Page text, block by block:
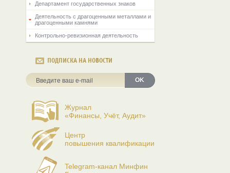
Департамент государственных знаков
Деятельность с драгоценными металлами и
драгоценными камнями
Контрольно-ревизионная деятельность
ПОДПИСКА НА НОВОСТИ
OK
Журнал
«Финансы, Учёт, Аудит»
Центр
повышения квалификации
Telegram-канал Минфин